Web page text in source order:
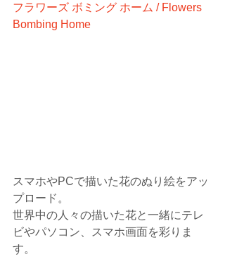
フラワーズ ボミング ホーム / Flowers
Bombing Home
スマホやPCで描いた花のぬり絵をアッ
プロード。
世界中の人々の描いた花と一緒にテレ
ビやパソコン、スマホ画面を彩りま
す。